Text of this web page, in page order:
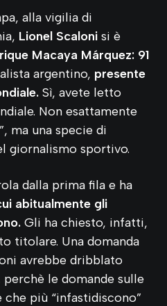
alla vigilia di
Lionel Scaloni si è
Macaya Márquez: 91
argentino, presente
Sì, avete letto
Non esattamente
ma una specie di
giornalismo sportivo.
dalla prima fila e ha
abitualmente gli
Gli ha chiesto, infatti,
titolare. Una domanda
avrebbe dribblato
le domande sulle
più “infastidiscono”